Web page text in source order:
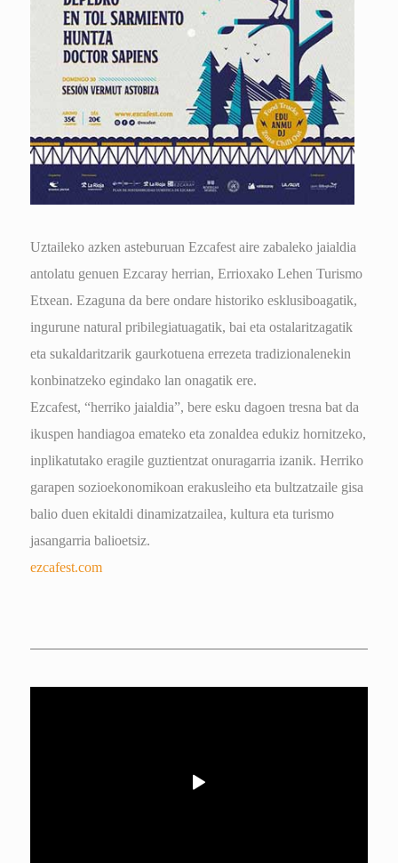
Uztaileko azken asteburuan Ezcafest aire zabaleko jaialdia
antolatu genuen Ezcaray herrian, Errioxako Lehen Turismo
Etxean. Ezaguna da bere ondare historiko esklusiboagatik,
ingurune natural pribilegiatuagatik, bai eta ostalaritzagatik
eta sukaldaritzarik gaurkotuena errezeta tradizionalenekin
konbinatzeko egindako lan onagatik ere.
Ezcafest, “herriko jaialdia”, bere esku dagoen tresna bat da
ikuspen handiagoa emateko eta zonaldea edukiz hornitzeko,
inplikatutako eragile guztientzat onuragarria izanik. Herriko
garapen sozioekonomikoan erakusleiho eta bultzatzaile gisa
balio duen ekitaldi dinamizatzailea, kultura eta turismo
jasangarria balioetsiz.
ezcafest.com